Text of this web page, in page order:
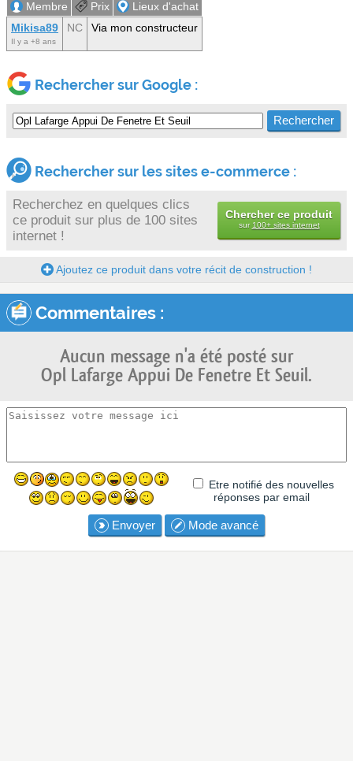
Membre Prix
Lieux d'achat
Mikisa89
Il y a +8 ans
NC Via mon constructeur
Rechercher sur Google :
Rechercher sur les sites e-commerce :
Recherchez en quelques clics
ce produit sur plus de 100 sites
internet !
Chercher ce produit
sur 100+ sites internet
Ajoutez ce produit dans votre récit de construction !
Commentaires :
Aucun message n'a été posté sur
Opl Lafarge Appui De Fenetre Et Seuil.
Etre notifié des nouvelles
réponses par email
Envoyer Mode avancé